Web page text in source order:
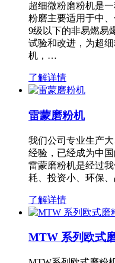
超细微粉磨粉机是
粉磨主要适用于中
9级以下的非易燃易
试验和改进，为超
机，…
了解详情
雷蒙磨粉机
我们公司专业生产
经验，已经成为中
雷蒙磨粉机是经过
耗、投资小、环保
了解详情
MTW 系列欧式